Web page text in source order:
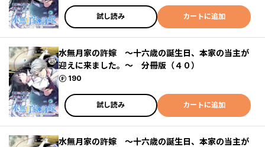
試し読み カートに追加
水無月家の許嫁 ～十六歳の誕生日、本家の当主が
迎えに来ました。～ 分冊版（４０）
190
ポイント
試し読み カートに追加
水無月家の許嫁 ～十六歳の誕生日、本家の当主が